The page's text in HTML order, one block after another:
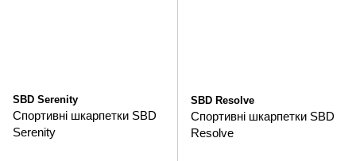
SBD Serenity
Спортивні шкарпетки SBD
Serenity
SBD Resolve
Спортивні шкарпетки SBD
Resolve